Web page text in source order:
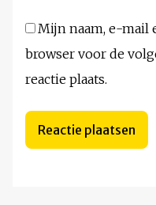
Mijn naam, e-mail
browser voor de
reactie plaats.